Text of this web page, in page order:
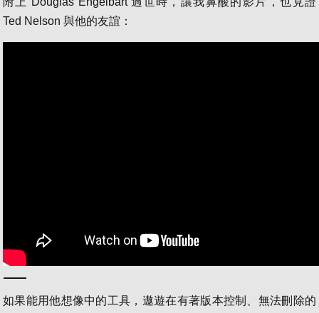
Ted Nelson 與他的友誼：
如果能用他想像中的工具，遨遊在有著版本控制、無法刪除的